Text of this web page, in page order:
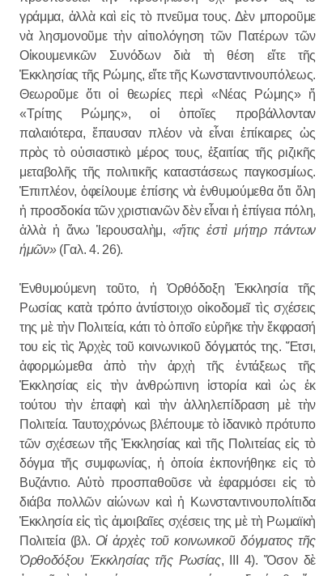
γράμμα, ἀλλὰ καὶ εἰς τὸ πνεῦμα τους. Δὲν μποροῦμε
νὰ λησμονοῦμε τὴν αἰτιολόγηση τῶν Πατέρων τῶν
Οἰκουμενικῶν Συνόδων διὰ τὴ θέση εἴτε τῆς
Ἐκκλησίας τῆς Ρώμης, εἴτε τῆς Κωνσταντινουπόλεως.
Θεωροῦμε ὅτι οἱ θεωρίες περὶ «Νέας Ρώμης» ἤ
«Τρίτης Ρώμης», οἱ ὁποῖες προβάλλονταν
παλαιότερα, ἔπαυσαν πλέον νὰ εἶναι ἐπίκαιρες ὡς
πρὸς τὸ οὐσιαστικὸ μέρος τους, ἐξαιτίας τῆς ριζικῆς
μεταβολῆς τῆς πολιτικῆς καταστάσεως παγκοσμίως.
Ἐπιπλέον, ὀφείλουμε ἐπίσης νὰ ἐνθυμούμεθα ὅτι ὅλη
ἡ προσδοκία τῶν χριστιανῶν δὲν εἶναι ἡ ἐπίγεια πόλη,
ἀλλὰ ἡ ἄνω Ἱερουσαλὴμ, «ἥτις ἐστὶ μήτηρ πάντων
ἡμῶν»(Γαλ. 4. 26).
Ἐνθυμούμενη τοῦτο, ἡ Ὀρθόδοξη Ἐκκλησία τῆς
Ρωσίας κατὰ τρόπο ἀντίστοιχο οἰκοδομεῖ τὶς σχέσεις
της μὲ τὴν Πολιτεία, κάτι τὸ ὁποῖο εὑρῆκε τὴν ἔκφρασή
του εἰς τὶς Ἀρχὲς τοῦ κοινωνικοῦ δόγματός της. Ἔτσι,
ἀφορμώμεθα ἀπὸ τὴν ἀρχὴ τῆς ἐντάξεως τῆς
Ἐκκλησίας εἰς τὴν ἀνθρώπινη ἱστορία καὶ ὡς ἐκ
τούτου τὴν ἐπαφὴ καὶ τὴν ἀλληλεπίδραση μὲ τὴν
Πολιτεία. Ταυτοχρόνως βλέπουμε τὸ ἰδανικὸ πρότυπο
τῶν σχέσεων τῆς Ἐκκλησίας καὶ τῆς Πολιτείας εἰς τὸ
δόγμα τῆς συμφωνίας, ἡ ὁποία ἐκπονήθηκε εἰς τὸ
Βυζάντιο. Αὐτὸ προσπαθοῦσε νὰ ἐφαρμόσει εἰς τὸ
διάβα πολλῶν αἰώνων καὶ ἡ Κωνσταντινουπολίτιδα
Ἐκκλησία εἰς τὶς ἀμοιβαῖες σχέσεις της μὲ τὴ Ρωμαϊκὴ
Πολιτεία (βλ. Οἱ ἀρχὲς τοῦ κοινωνικοῦ δόγματος τῆς
Ὀρθοδόξου Ἐκκλησίας τῆς Ρωσίας, III 4). Ὅσον δὲ